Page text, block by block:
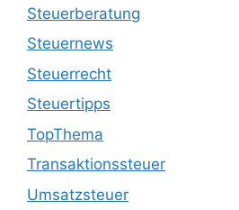
Steuerberatung
Steuernews
Steuerrecht
Steuertipps
TopThema
Transaktionssteuer
Umsatzsteuer